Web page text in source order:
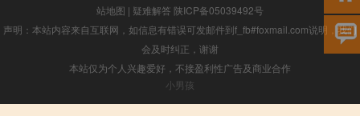
站地图 | 疑难解答 陕ICP备05039492号
声明：本站内容来自互联网，如信息有错误可发邮件到f_fb#foxmail.com说明，我们
会及时纠正，谢谢
本站仅为个人兴趣爱好，不接盈利性广告及商业合作
小男孩